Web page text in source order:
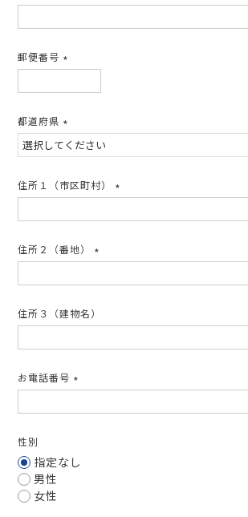
須)
郵便番号
須)
都道府県
(必
須)
住所１（市区町村）
須)
住所２（番地）
須)
住所３（建物名）
お電話番号
須)
性別
指定なし
男性
女性